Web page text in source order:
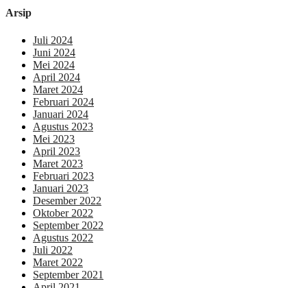
Arsip
Juli 2024
Juni 2024
Mei 2024
April 2024
Maret 2024
Februari 2024
Januari 2024
Agustus 2023
Mei 2023
April 2023
Maret 2023
Februari 2023
Januari 2023
Desember 2022
Oktober 2022
September 2022
Agustus 2022
Juli 2022
Maret 2022
September 2021